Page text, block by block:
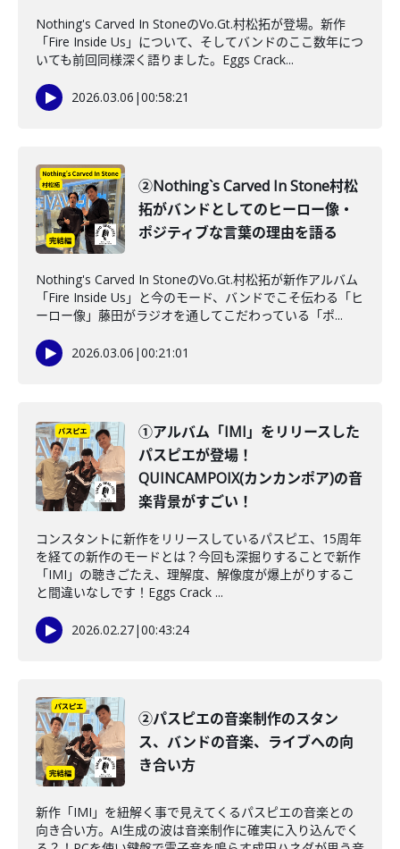
Nothing's Carved In StoneのVo.Gt.村松拓が登場。新作
「Fire Inside Us」について、そしてバンドのここ数年につ
いても前回同様深く語りました。Eggs Crack...
2026.03.06 |00:58:21
②Nothing`s Carved In Stone村松
拓がバンドとしてのヒーロー像・
ポジティブな言葉の理由を語る
Nothing's Carved In StoneのVo.Gt.村松拓が新作アルバム
「Fire Inside Us」と今のモード、バンドでこそ伝わる「ヒ
ーロー像」藤田がラジオを通してこだわっている「ポ...
2026.03.06 |00:21:01
①アルバム「IMI」をリリースした
パスピエが登場！
QUINCAMPOIX(カンカンポア)の音
楽背景がすごい！
コンスタントに新作をリリースしているパスピエ、15周年
を経ての新作のモードとは？今回も深掘りすることで新作
「IMI」の聴きごたえ、理解度、解像度が爆上がりするこ
と間違いなしです！Eggs Crack ...
2026.02.27|00:43:24
②パスピエの音楽制作のスタン
ス、バンドの音楽、ライブへの向
き合い方
新作「IMI」を紐解く事で見えてくるパスピエの音楽との
向き合い方。AI生成の波は音楽制作に確実に入り込んでく